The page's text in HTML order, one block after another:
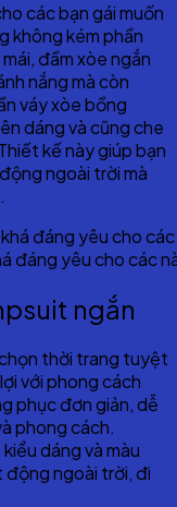
các bạn gái muốn
không kém phần
đầm xòe ngắn
nắng mà còn
váy xòe bồng
dáng và cũng che
kế này giúp bạn
ngoài trời mà
đáng yêu cho các
ngắn
thời trang tuyệt
với phong cách
phục đơn giản, dễ
phong cách.
dáng và màu
động ngoài trời, đi